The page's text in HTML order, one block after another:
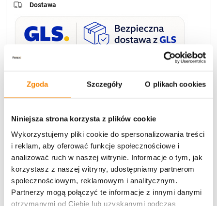
Zgoda Szczegóły O plikach cookies
Niniejsza strona korzysta z plików cookie
Wykorzystujemy pliki cookie do spersonalizowania treści
i reklam, aby oferować funkcje społecznościowe i
analizować ruch w naszej witrynie. Informacje o tym, jak
korzystasz z naszej witryny, udostępniamy partnerom
społecznościowym, reklamowym i analitycznym.
Partnerzy mogą połączyć te informacje z innymi danymi
otrzymanymi od Ciebie lub uzyskanymi podczas
Potrzebujesz większą ilość? Zapraszamy do naszej
Dostawa
Darmowa dostawa:
od 49 zł